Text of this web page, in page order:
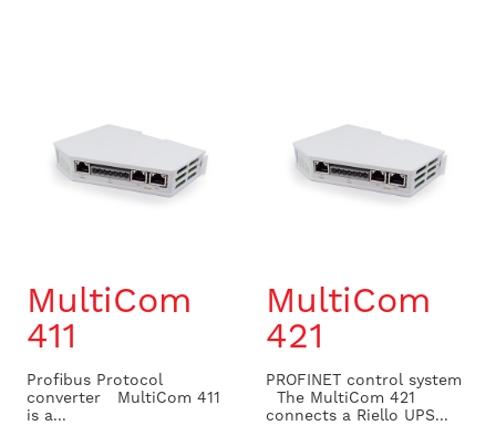
MultiCom
411
Profibus Protocol
converter MultiCom 411
is a...
MultiCom
421
PROFINET control system
The MultiCom 421
connects a Riello UPS...